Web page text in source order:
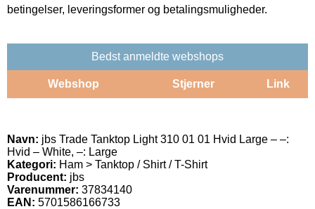
betingelser, leveringsformer og betalingsmuligheder.
Bedst anmeldte webshops
Webshop Stjerner Link
Navn: jbs Trade Tanktop Light 310 01 01 Hvid Large – –:
Hvid – White, –: Large
Kategori: Ham > Tanktop / Shirt / T-Shirt
Producent: jbs
Varenummer: 37834140
EAN: 5701586166733